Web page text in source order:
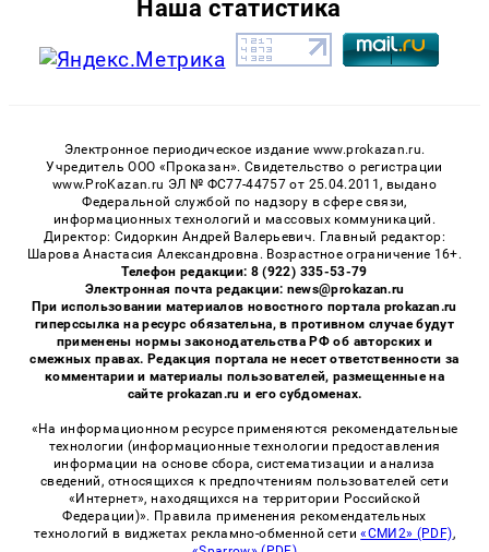
Наша статистика
Электронное периодическое издание www.prokazan.ru.
Учредитель ООО «Проказан». Cвидетельство о регистрации
www.ProKazan.ru ЭЛ № ФС77-44757 от 25.04.2011, выдано
Федеральной службой по надзору в сфере связи,
информационных технологий и массовых коммуникаций.
Директор: Сидоркин Андрей Валерьевич. Главный редактор:
Шарова Анастасия Александровна. Возрастное ограничение 16+.
Телефон редакции: 8 (922) 335-53-79
Электронная почта редакции: news@prokazan.ru
При использовании материалов новостного портала prokazan.ru
гиперссылка на ресурс обязательна, в противном случае будут
применены нормы законодательства РФ об авторских и
смежных правах. Редакция портала не несет ответственности за
комментарии и материалы пользователей, размещенные на
сайте prokazan.ru и его субдоменах.
«На информационном ресурсе применяются рекомендательные
технологии (информационные технологии предоставления
информации на основе сбора, систематизации и анализа
сведений, относящихся к предпочтениям пользователей сети
«Интернет», находящихся на территории Российской
Федерации)». Правила применения рекомендательных
технологий в виджетах рекламно-обменной сети«СМИ2» (PDF),